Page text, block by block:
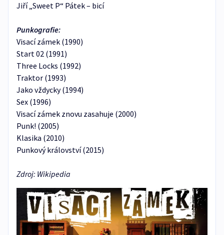
Jiří „Sweet P“ Pátek – bicí
Punkografie:
Visací zámek (1990)
Start 02 (1991)
Three Locks (1992)
Traktor (1993)
Jako vždycky (1994)
Sex (1996)
Visací zámek znovu zasahuje (2000)
Punk! (2005)
Klasika (2010)
Punkový království (2015)
Zdroj: Wikipedia